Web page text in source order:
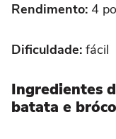
Rendimento: 4
Dificuldade: fácil
Ingredientes
batata e